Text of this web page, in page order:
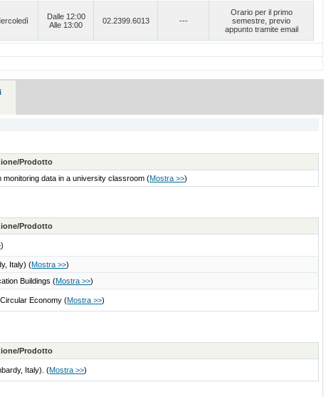
Dalle 12:00
Alle 13:00
02.2399.6013 ---
Orario per il primo
semestre, previo
appunto tramite email
Prodotto
monitoring data in a university classroom(Mostra >>)
Prodotto
)
Italy)(Mostra >>)
Buildings(Mostra >>)
Circular Economy(Mostra >>)
Prodotto
Italy).(Mostra >>)